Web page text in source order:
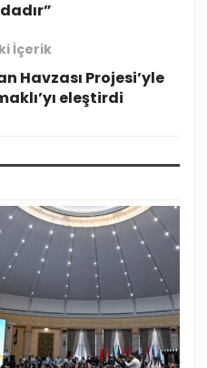
İçerik
Havzası Projesi’yle
eleştirdi